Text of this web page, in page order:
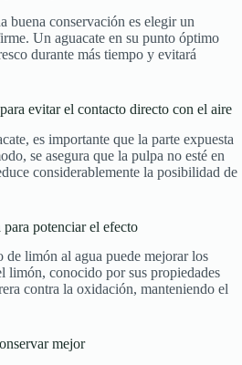
buena conservación es elegir un
Un aguacate en su punto óptimo
durante más tiempo y evitará
evitar el contacto directo con el aire
es importante que la parte expuesta
se asegura que la pulpa no esté en
considerablemente la posibilidad de
potenciar el efecto
de limón al agua puede mejorar los
limón, conocido por sus propiedades
contra la oxidación, manteniendo el
mejor